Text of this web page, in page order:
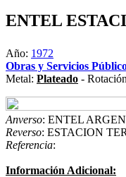
ENTEL
Año: 1972
Obras y Servicios
Metal: Plateado -
Anverso: ENTEL
Reverso: ESTACION
Referencia:
Información Adicional: